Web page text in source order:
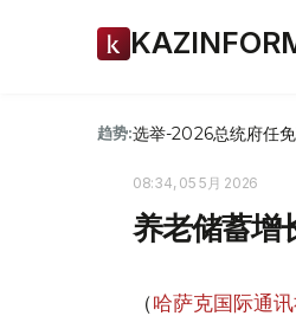
趋势:选举-2026总统府任免
08:34, 05 5月 2026
养老储蓄增
（哈萨克国际通